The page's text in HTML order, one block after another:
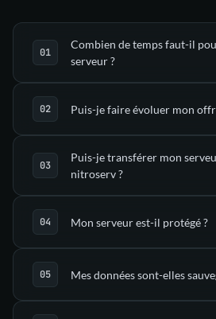
Combien de temps faut-il
serveur ?
déployé
Puis-je faire évoluer mon
Puis-je transférer mon
nitroserv ?
Mon serveur est-il protégé ?
mitigation
Mes données sont-elles